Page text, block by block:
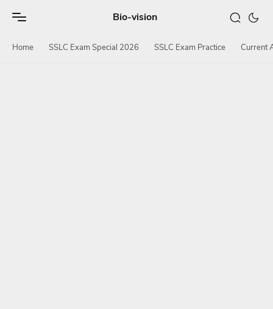
Bio-vision
Home SSLC Exam Special 2026 SSLC Exam Practice Current